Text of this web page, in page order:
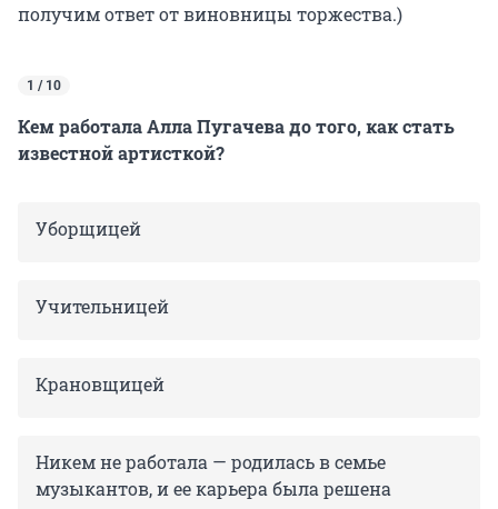
получим ответ от виновницы торжества.)
1 / 10
Кем работала Алла Пугачева до того, как стать
известной артисткой?
Уборщицей
Учительницей
Крановщицей
Никем не работала — родилась в семье
музыкантов, и ее карьера была решена